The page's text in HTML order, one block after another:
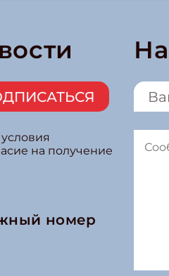
на получение
номер